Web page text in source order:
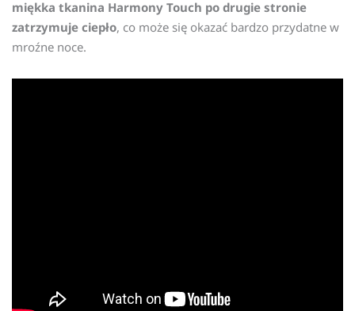
miękka tkanina Harmony Touch po drugie stronie
zatrzymuje ciepło, co może się okazać bardzo przydatne w
mroźne noce.